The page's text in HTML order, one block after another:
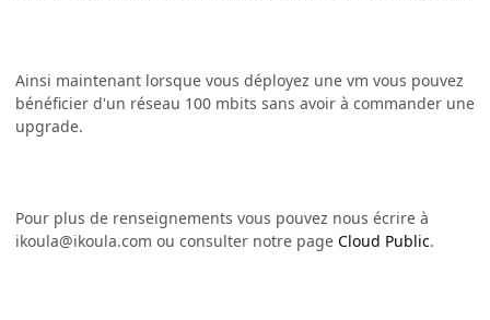
Ainsi maintenant lorsque vous déployez une vm vous pouvez
bénéficier d'un réseau 100 mbits sans avoir à commander une
upgrade.
Pour plus de renseignements vous pouvez nous écrire à
ikoula@ikoula.com ou consulter notre page Cloud Public.